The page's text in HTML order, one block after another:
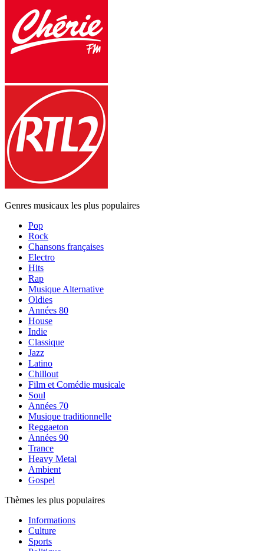
Genres musicaux les plus populaires
Pop
Rock
Chansons françaises
Electro
Hits
Rap
Musique Alternative
Oldies
Années 80
House
Indie
Classique
Jazz
Latino
Chillout
Film et Comédie musicale
Soul
Années 70
Musique traditionnelle
Reggaeton
Années 90
Trance
Heavy Metal
Ambient
Gospel
Thèmes les plus populaires
Informations
Culture
Sports